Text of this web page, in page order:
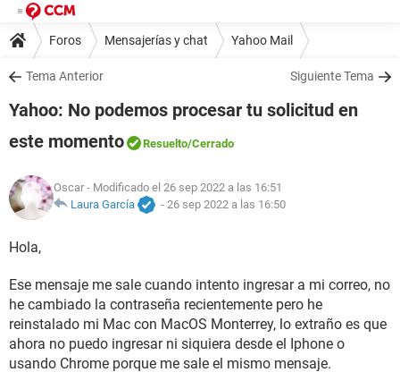
Foros Mensajerías y chat Yahoo Mail
Tema Anterior Siguiente Tema
Yahoo: No podemos procesar tu solicitud en
este momento
Resuelto/Cerrado
Oscar - Modificado el 26 sep 2022 a las 16:51
Laura García
- 26 sep 2022 a las 16:50
Hola,
Ese mensaje me sale cuando intento ingresar a mi correo, no
he cambiado la contraseña recientemente pero he
reinstalado mi Mac con MacOS Monterrey, lo extraño es que
ahora no puedo ingresar ni siquiera desde el Iphone o
usando Chrome porque me sale el mismo mensaje.